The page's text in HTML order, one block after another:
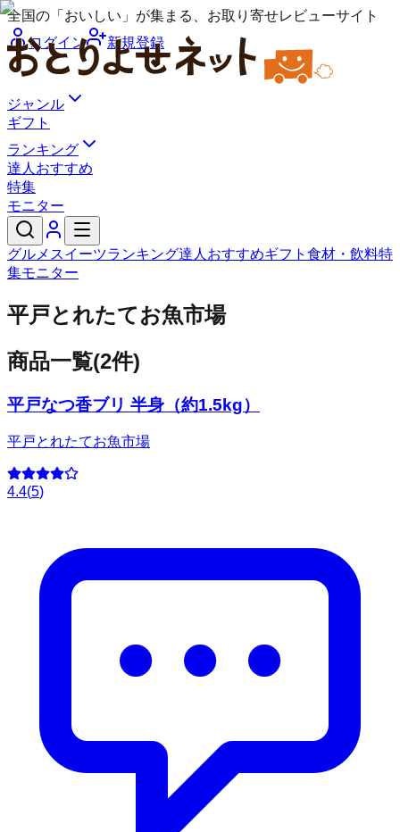
全国の「おいしい」が集まる、お取り寄せレビューサイト
ログイン
新規登録
ジャンル
ギフト
ランキング
達人おすすめ
特集
モニター
グルメ スイーツランキング達人おすすめギフト 食材・飲料特
集モニター
平戸とれたてお魚市場
商品一覧(2件)
平戸なつ香ブリ 半身（約1.5kg）
平戸とれたてお魚市場
4.4(5)